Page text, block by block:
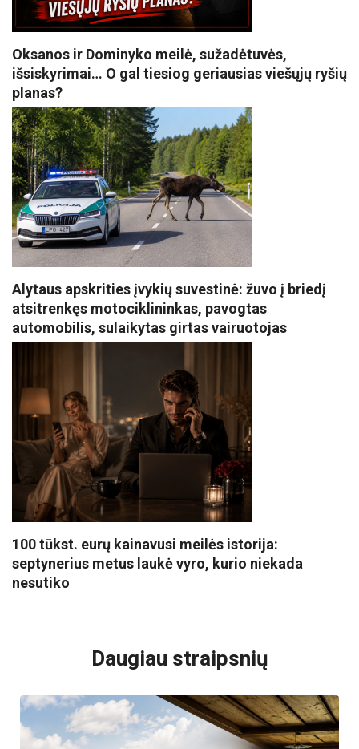
Oksanos ir Dominyko meilė, sužadėtuvės,
išsiskyrimai… O gal tiesiog geriausias viešųjų ryšių
planas?
Alytaus apskrities įvykių suvestinė: žuvo į briedį
atsitrenkęs motociklininkas, pavogtas
automobilis, sulaikytas girtas vairuotojas
100 tūkst. eurų kainavusi meilės istorija:
septynerius metus laukė vyro, kurio niekada
nesutiko
Daugiau straipsnių